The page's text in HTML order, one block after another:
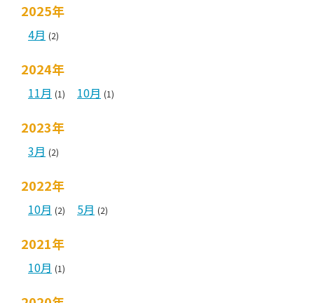
2025年
4月 (2)
2024年
11月 (1) 10月 (1)
2023年
3月 (2)
2022年
10月 (2) 5月 (2)
2021年
10月 (1)